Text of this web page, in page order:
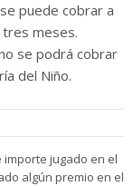
puede cobrar a
meses.
se podrá cobrar
del Niño.
jugado en el
algún premio en el